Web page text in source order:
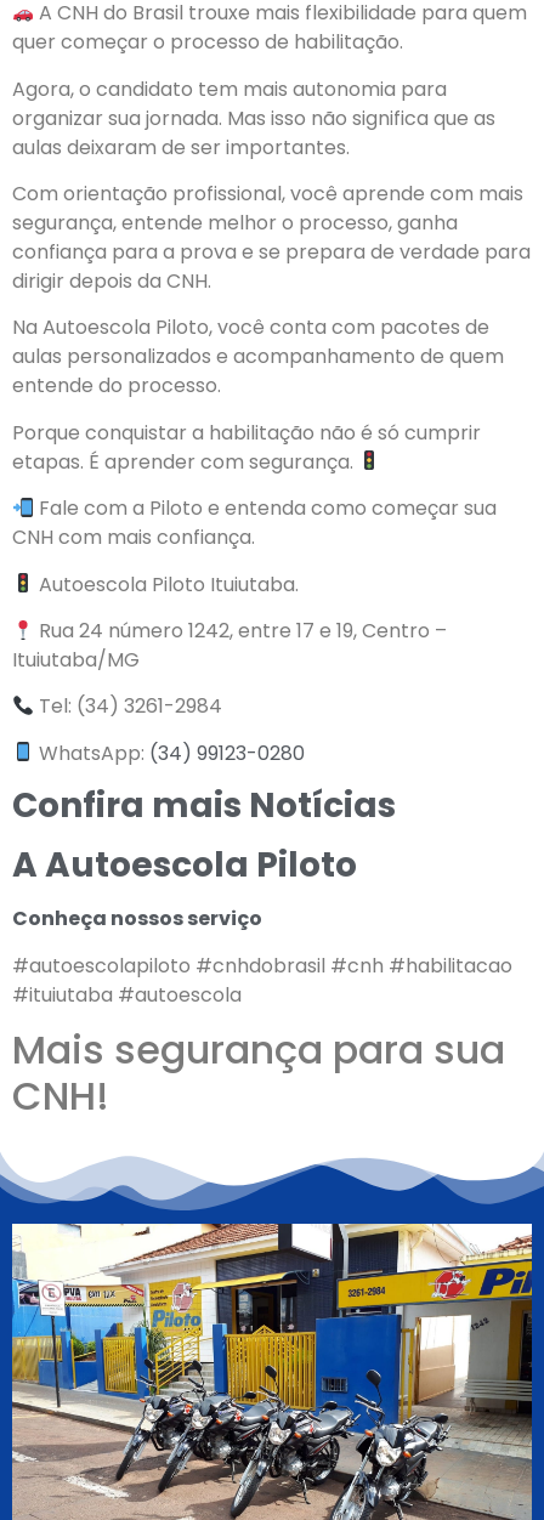
A CNH do Brasil trouxe mais flexibilidade para quem
quer começar o processo de habilitação.
Agora, o candidato tem mais autonomia para
organizar sua jornada. Mas isso não significa que as
aulas deixaram de ser importantes.
Com orientação profissional, você aprende com mais
segurança, entende melhor o processo, ganha
confiança para a prova e se prepara de verdade para
dirigir depois da CNH.
Na Autoescola Piloto, você conta com pacotes de
aulas personalizados e acompanhamento de quem
entende do processo.
Porque conquistar a habilitação não é só cumprir
etapas. É aprender com segurança.
Fale com a Piloto e entenda como começar sua
CNH com mais confiança.
Autoescola Piloto Ituiutaba.
Rua 24 número 1242, entre 17 e 19, Centro –
Ituiutaba/MG
Tel: (34) 3261-2984
WhatsApp: (34) 99123-0280
Confira mais Notícias
A Autoescola Piloto
Conheça nossos serviço
#autoescolapiloto #cnhdobrasil #cnh #habilitacao
#ituiutaba #autoescola
Mais segurança para sua
CNH!